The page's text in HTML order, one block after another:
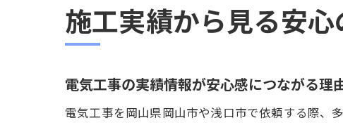
施工実績から見る安
電気工事の実績情報が安心感につながる理
電気工事を岡山県岡山市や浅口市で依頼する際、